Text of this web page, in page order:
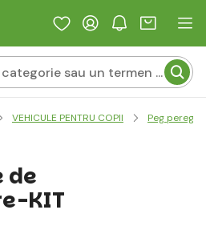
VEHICULE PENTRU COPII Peg perego
de
KIT